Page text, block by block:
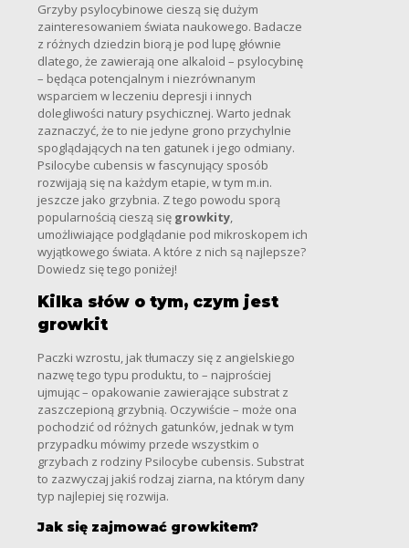
Grzyby psylocybinowe cieszą się dużym
zainteresowaniem świata naukowego. Badacze
z różnych dziedzin biorą je pod lupę głównie
dlatego, że zawierają one alkaloid – psylocybinę
– będąca potencjalnym i niezrównanym
wsparciem w leczeniu depresji i innych
dolegliwości natury psychicznej. Warto jednak
zaznaczyć, że to nie jedyne grono przychylnie
spoglądających na ten gatunek i jego odmiany.
Psilocybe cubensis w fascynujący sposób
rozwijają się na każdym etapie, w tym m.in.
jeszcze jako grzybnia. Z tego powodu sporą
popularnością cieszą się growkity,
umożliwiające podglądanie pod mikroskopem ich
wyjątkowego świata. A które z nich są najlepsze?
Dowiedz się tego poniżej!
Kilka słów o tym, czym jest
growkit
Paczki wzrostu, jak tłumaczy się z angielskiego
nazwę tego typu produktu, to – najprościej
ujmując – opakowanie zawierające substrat z
zaszczepioną grzybnią. Oczywiście – może ona
pochodzić od różnych gatunków, jednak w tym
przypadku mówimy przede wszystkim o
grzybach z rodziny Psilocybe cubensis. Substrat
to zazwyczaj jakiś rodzaj ziarna, na którym dany
typ najlepiej się rozwija.
Jak się zajmować growkitem?